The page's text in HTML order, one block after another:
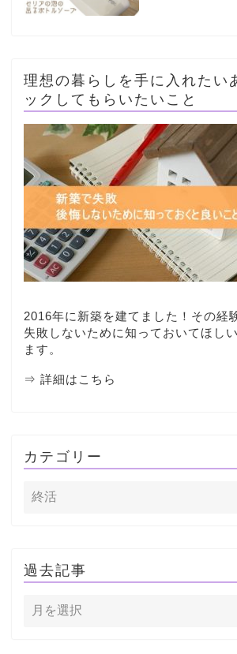
理想の暮らしを手に入れたい
ックしてもらいたいこと
2016年に新築を建てました！その経
失敗しないために知っておいてほし
ます。
⇒ 詳細はこちら
カテゴリー
過去記事